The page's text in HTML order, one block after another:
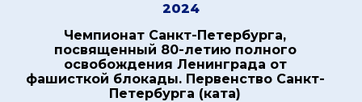
2024
Чемпионат Санкт-Петербурга,
посвященный 80-летию полного
освобождения Ленинграда от
фашисткой блокады. Первенство Санкт-
Петербурга (ката)